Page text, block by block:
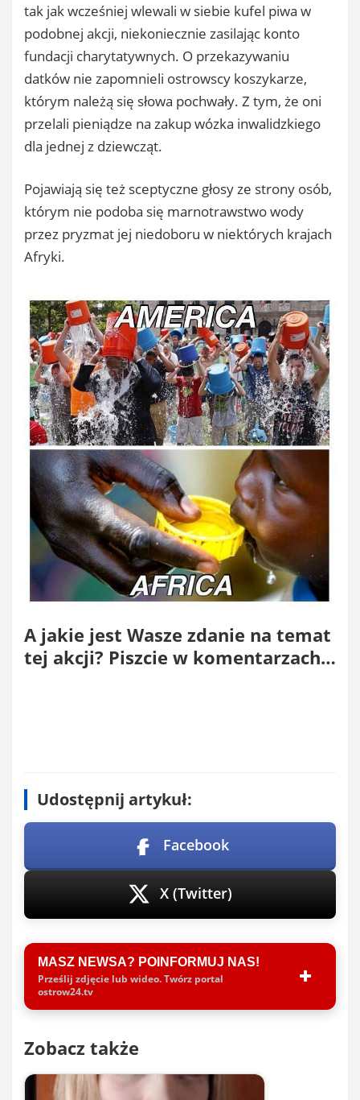
tak jak wcześniej wlewali w siebie kufel piwa w
podobnej akcji, niekoniecznie zasilając konto
fundacji charytatywnych. O przekazywaniu
datków nie zapomnieli ostrowscy koszykarze,
którym należą się słowa pochwały. Z tym, że oni
przelali pieniądze na zakup wózka inwalidzkiego
dla jednej z dziewcząt.
Pojawiają się też sceptyczne głosy ze strony osób,
którym nie podoba się marnotrawstwo wody
przez pryzmat jej niedoboru w niektórych krajach
Afryki.
A jakie jest Wasze zdanie na temat
tej akcji? Piszcie w komentarzach…
Udostępnij artykuł:
Facebook
X (Twitter)
MASZ NEWSA? POINFORMUJ NAS!
Prześlij zdjęcie lub wideo. Twórz portal
ostrow24.tv
Zobacz także